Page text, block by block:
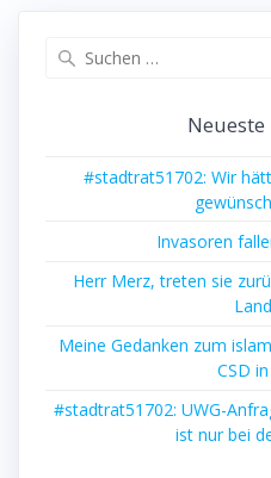
#stadtrat51702: Wir
Invasoren
Herr Merz, treten sie
Meine Gedanken zum
CSD
#stadtrat51702: UWG-
ist nur bei